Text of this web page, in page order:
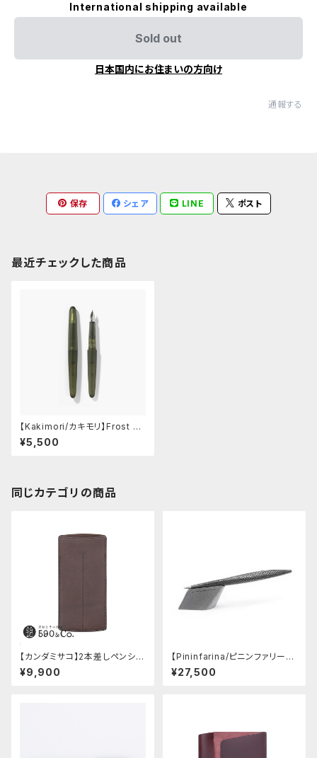
International shipping available
Sold out
日本国内にお住まいの方向け
通報する
保存 シェア LINE ポスト
最近チェックした商品
【Kakimori/カキモリ】Frost -
万年筆・ペン先：F/細字 (Moss)
¥5,500
同じカテゴリの商品
【カンダミサコ】2本差しペンシー
ス・ミネルバボックス (カスター
ニョ)
¥9,900
【Pininfarina/ピニンファリー
ナ】Speedform (チタン)
¥27,500